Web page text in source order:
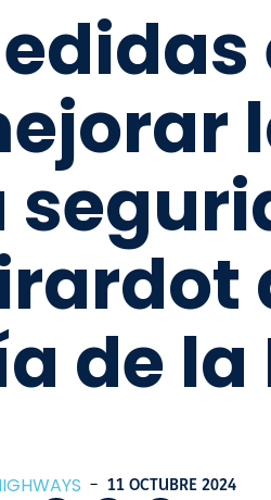
de la
- 11 OCTUBRE 2024